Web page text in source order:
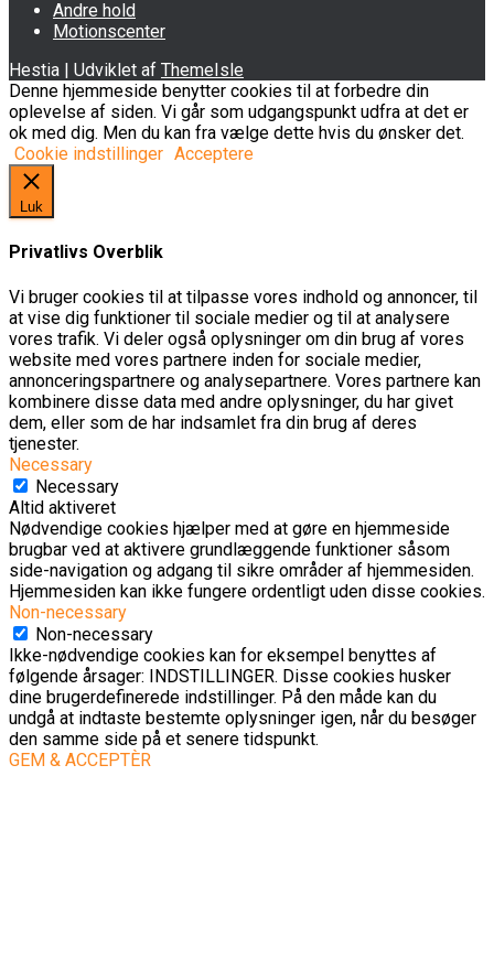
Andre hold
Motionscenter
Hestia | Udviklet af ThemeIsle
Denne hjemmeside benytter cookies til at forbedre din
oplevelse af siden. Vi går som udgangspunkt udfra at det er
ok med dig. Men du kan fra vælge dette hvis du ønsker det.
Cookie indstillinger Acceptere
Luk
Privatlivs Overblik
Vi bruger cookies til at tilpasse vores indhold og annoncer, til
at vise dig funktioner til sociale medier og til at analysere
vores trafik. Vi deler også oplysninger om din brug af vores
website med vores partnere inden for sociale medier,
annonceringspartnere og analysepartnere. Vores partnere kan
kombinere disse data med andre oplysninger, du har givet
dem, eller som de har indsamlet fra din brug af deres
tjenester.
Necessary
Necessary
Altid aktiveret
Nødvendige cookies hjælper med at gøre en hjemmeside
brugbar ved at aktivere grundlæggende funktioner såsom
side-navigation og adgang til sikre områder af hjemmesiden.
Hjemmesiden kan ikke fungere ordentligt uden disse cookies.
Non-necessary
Non-necessary
Ikke-nødvendige cookies kan for eksempel benyttes af
følgende årsager: INDSTILLINGER. Disse cookies husker
dine brugerdefinerede indstillinger. På den måde kan du
undgå at indtaste bestemte oplysninger igen, når du besøger
den samme side på et senere tidspunkt.
GEM & ACCEPTÈR